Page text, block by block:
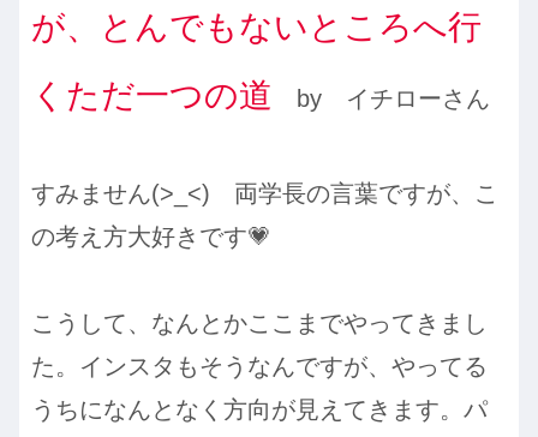
が、とんでもないところへ行
くただ一つの道 by イチローさん
すみません(>_<) 両学長の言葉ですが、こ
の考え方大好きです💗
こうして、なんとかここまでやってきまし
た。インスタもそうなんですが、やってる
うちになんとなく方向が見えてきます。パ